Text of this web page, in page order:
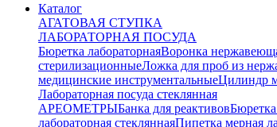
Каталог
АГАТОВАЯ СТУПКА
ЛАБОРАТОРНАЯ ПОСУДА
Бюретка лабораторнаяВоронка
стерилизационныеЛожка для проб из
медицинские инструментальныеЦилиндр
Лабораторная посуда стеклянная
АРЕОМЕТРЫБанка для реактивов
лабораторная стекляннаяПипетка мерная